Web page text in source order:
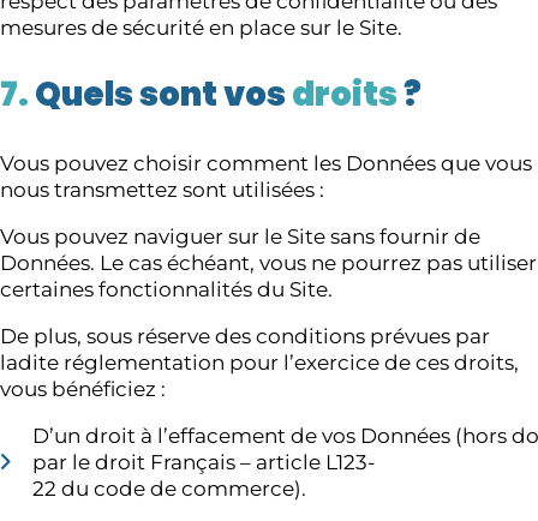
mesures de sécurité en place sur le Site.
7.Quels sont vosdroits?
Vous pouvez choisir comment les Données que vous
nous transmettez sont utilisées :
Vous pouvez naviguer sur le Site sans fournir de
Données. Le cas échéant, vous ne pourrez pas utiliser
certaines fonctionnalités du Site.
De plus, sous réserve des conditions prévues par
ladite réglementation pour l’exercice de ces droits,
vous bénéficiez :
D’un droit à l’effacement de vos Données (hors
par le droit Français – article L123-
22 du code de commerce).